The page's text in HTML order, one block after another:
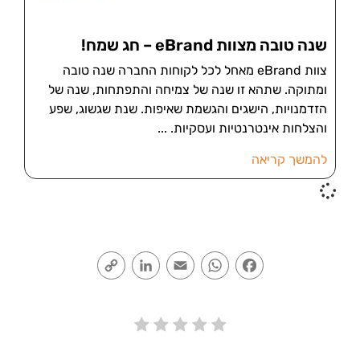
שנה טובה מצוות eBrand – חג שמח!
צוות eBrand מאחל לכל לקוחות החברה שנה טובה
ומתוקה. שתהא זו שנה של צמיחה והתפתחות, שנה של
הזדמנויות, הישגים והגשמת שאיפות. שנת שגשוג, שפע
והצלחות אינטרנטיות ועסקיות.
להמשך קריאה
Facebook
WhatsApp
Email
LinkedIn